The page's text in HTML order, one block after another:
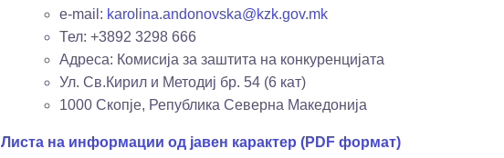
e-mail: karolina.andonovska@kzk.gov.mk
Тел: +3892 3298 666
Адреса: Комисија за заштита на конкуренцијата
Ул. Св.Кирил и Методиј бр. 54 (6 кат)
1000 Скопје, Република Северна Македонија
Листа на информации од јавен карактер (PDF формат)